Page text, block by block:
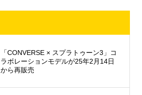
「CONVERSE × スプラトゥーン3」コ
ラボレーションモデルが25年2月14日
から再販売